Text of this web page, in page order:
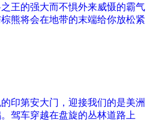
王的强大而不惧外来威慑的霸气
熊将会在地带的末端给你放松紧
印第安大门，迎接我们的是美洲
驾车穿越在盘旋的丛林道路上